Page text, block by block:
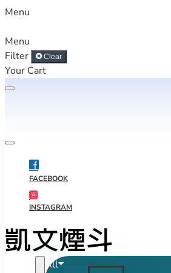
Menu
Menu
Filter
Clear
Your Cart
FACEBOOK
INSTAGRAM
All